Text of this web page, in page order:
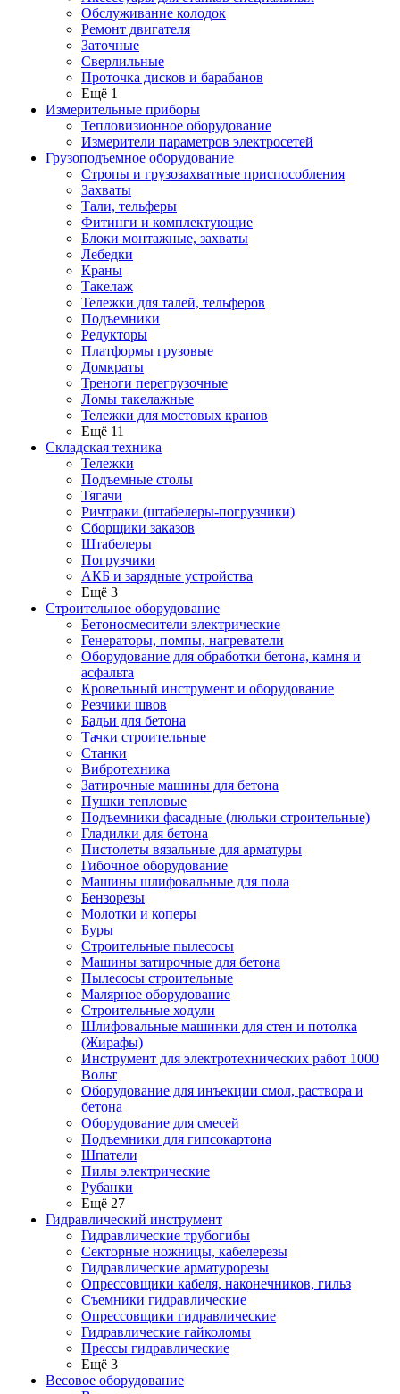
Обслуживание колодок
Ремонт двигателя
Заточные
Сверлильные
Проточка дисков и барабанов
Ещё 1
Измерительные приборы
Тепловизионное оборудование
Измерители параметров электросетей
Грузоподъемное оборудование
Стропы и грузозахватные приспособления
Захваты
Тали, тельферы
Фитинги и комплектующие
Блоки монтажные, захваты
Лебедки
Краны
Такелаж
Тележки для талей, тельферов
Подъемники
Редукторы
Платформы грузовые
Домкраты
Треноги перегрузочные
Ломы такелажные
Тележки для мостовых кранов
Ещё 11
Складская техника
Тележки
Подъемные столы
Тягачи
Ричтраки (штабелеры-погрузчики)
Сборщики заказов
Штабелеры
Погрузчики
АКБ и зарядные устройства
Ещё 3
Строительное оборудование
Бетоносмесители электрические
Генераторы, помпы, нагреватели
Оборудование для обработки бетона, камня и
асфальта
Кровельный инструмент и оборудование
Резчики швов
Бадьи для бетона
Тачки строительные
Станки
Вибротехника
Затирочные машины для бетона
Пушки тепловые
Подъемники фасадные (люльки строительные)
Гладилки для бетона
Пистолеты вязальные для арматуры
Гибочное оборудование
Машины шлифовальные для пола
Бензорезы
Молотки и коперы
Буры
Строительные пылесосы
Машины затирочные для бетона
Пылесосы строительные
Малярное оборудование
Строительные ходули
Шлифовальные машинки для стен и потолка
(Жирафы)
Инструмент для электротехнических работ 1000
Вольт
Оборудование для инъекции смол, раствора и
бетона
Оборудование для смесей
Подъемники для гипсокартона
Шпатели
Пилы электрические
Рубанки
Ещё 27
Гидравлический инструмент
Гидравлические трубогибы
Секторные ножницы, кабелерезы
Гидравлические арматурорезы
Опрессовщики кабеля, наконечников, гильз
Съемники гидравлические
Опрессовщики гидравлические
Гидравлические гайколомы
Прессы гидравлические
Ещё 3
Весовое оборудование